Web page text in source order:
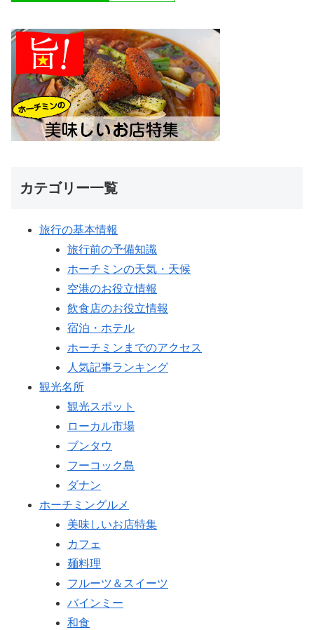
カテゴリー一覧
旅行の基本情報
旅行前の予備知識
ホーチミンの天気・天候
空港のお役立情報
飲食店のお役立情報
宿泊・ホテル
ホーチミンまでのアクセス
人気記事ランキング
観光名所
観光スポット
ローカル市場
ブンタウ
フーコック島
ダナン
ホーチミングルメ
美味しいお店特集
カフェ
麺料理
フルーツ＆スイーツ
バインミー
和食